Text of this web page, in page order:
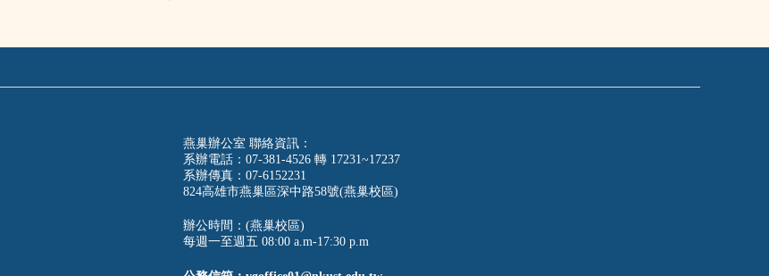
燕巢辦公室 聯絡資訊：
系辦電話：07-381-4526 轉 17231~17237
系辦傳真：07-6152231
824高雄市燕巢區深中路58號(燕巢校區)
辦公時間：(燕巢校區)
每週一至週五 08:00 a.m-17:30 p.m